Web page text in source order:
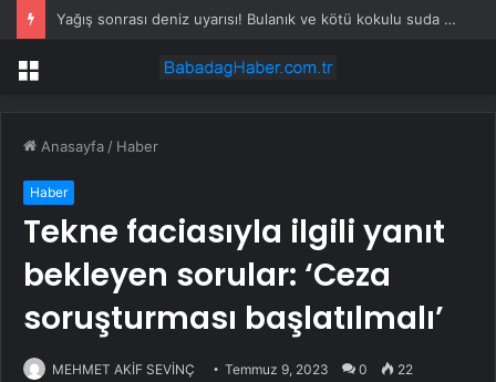
Yağış sonrası deniz uyarısı! Bulanık ve kötü kokulu suda yüzmeyin
Menü
Anasayfa / Haber
Haber
Tekne faciasıyla ilgili yanıt
bekleyen sorular: ‘Ceza
soruşturması başlatılmalı’
MEHMET AKİF SEVİNÇ Temmuz 9, 2023 0 22